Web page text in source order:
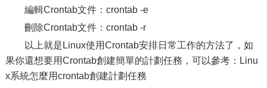
編輯Crontab文件：crontab -e
刪除Crontab文件：crontab -r
以上就是Linux使用Crontab安排日常工作的方法了，如
果你還想要用Crontab創建簡單的計劃任務，可以參考：Linu
x系統怎麼用crontab創建計劃任務